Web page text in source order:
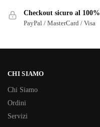
Checkout sicuro al 100%
PayPal / MasterCard / Visa
CHI SIAMO
Chi Siamo
Ordini
Servizi